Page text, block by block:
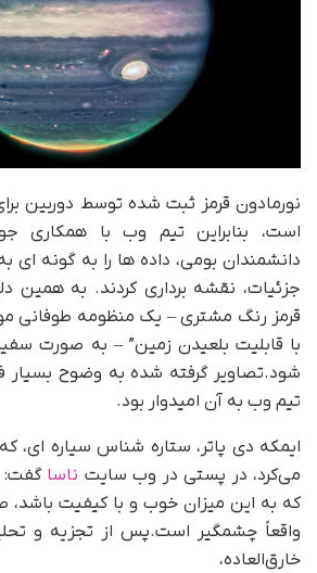
نورمادون قرمز ثبت شده توسط دوربین
است، بنابراین تیم وب با همکاری
دانشمندان بومی، داده ها را به گونه ای
جزئیات، نقشه برداری کردند. به همین
قرمز رنگ مشتری – یک منظومه طوفانی
با قابلیت بلعیدن زمین” – به صورت
شود.تصاویر گرفته شده به وضوح بسیار
تیم وب به آن امیدوار بود.
ایمکه دی پاتر، ستاره شناس سیاره ای،
می‌کرد، در پستی در وب سایت ناساگفت:
که به این میزان خوب و با کیفیت باشد،
واقعاً چشمگیر است.پس از تجزیه و
خارق‌العاده،